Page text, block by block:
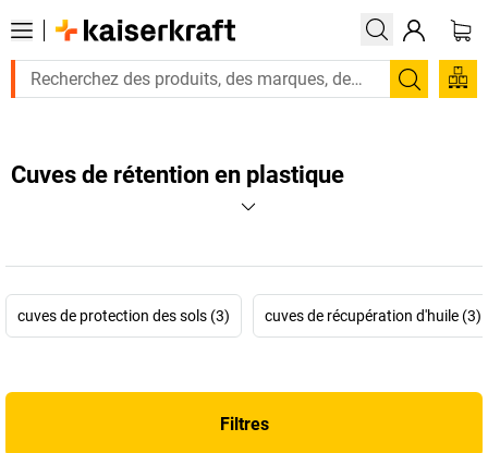
Cuves de rétention en plastique
cuves de protection des sols (3) cuves de récupération d'huile (3)
Filtres